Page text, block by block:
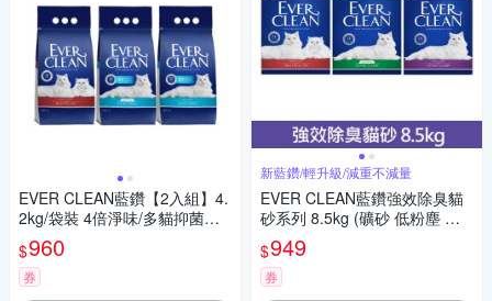
EVER CLEAN藍鑽【2入組】4.
2kg/袋裝 4倍淨味/多貓抑菌貓
砂
$960
券
新藍鑽/輕升級/減重不減量
EVER CLEAN藍鑽強效除臭貓
砂系列 8.5kg (礦砂 低粉塵 除
臭 抑味 凝結)
$949
券